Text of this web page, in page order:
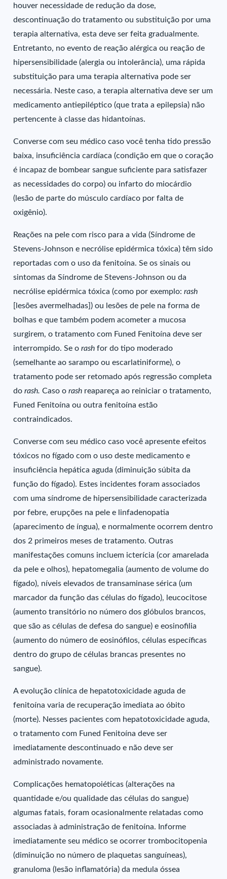
houver necessidade de redução da dose,
descontinuação do tratamento ou substituição por uma
terapia alternativa, esta deve ser feita gradualmente.
Entretanto, no evento de reação alérgica ou reação de
hipersensibilidade (alergia ou intolerância), uma rápida
substituição para uma terapia alternativa pode ser
necessária. Neste caso, a terapia alternativa deve ser um
medicamento antiepiléptico (que trata a epilepsia) não
pertencente à classe das hidantoínas.
Converse com seu médico caso você tenha tido pressão
baixa, insuficiência cardíaca (condição em que o coração
é incapaz de bombear sangue suficiente para satisfazer
as necessidades do corpo) ou infarto do miocárdio
(lesão de parte do músculo cardíaco por falta de
oxigênio).
Reações na pele com risco para a vida (Síndrome de
Stevens-Johnson e necrólise epidérmica tóxica) têm sido
reportadas com o uso da fenitoína. Se os sinais ou
sintomas da Síndrome de Stevens-Johnson ou da
necrólise epidérmica tóxica (como por exemplo: rash
[lesões avermelhadas]) ou lesões de pele na forma de
bolhas e que também podem acometer a mucosa
surgirem, o tratamento com Funed Fenitoína deve ser
interrompido. Se orash for do tipo moderado
(semelhante ao sarampo ou escarlatiniforme), o
tratamento pode ser retomado após regressão completa
do rash. Caso orash reapareça ao reiniciar o tratamento,
Funed Fenitoína ou outra fenitoína estão
contraindicados.
Converse com seu médico caso você apresente efeitos
tóxicos no fígado com o uso deste medicamento e
insuficiência hepática aguda (diminuição súbita da
função do fígado). Estes incidentes foram associados
com uma síndrome de hipersensibilidade caracterizada
por febre, erupções na pele e linfadenopatia
(aparecimento de íngua), e normalmente ocorrem dentro
dos 2 primeiros meses de tratamento. Outras
manifestações comuns incluem icterícia (cor amarelada
da pele e olhos), hepatomegalia (aumento de volume do
fígado), níveis elevados de transaminase sérica (um
marcador da função das células do fígado), leucocitose
(aumento transitório no número dos glóbulos brancos,
que são as células de defesa do sangue) e eosinofilia
(aumento do número de eosinófilos, células específicas
dentro do grupo de células brancas presentes no
sangue).
A evolução clínica de hepatotoxicidade aguda de
fenitoína varia de recuperação imediata ao óbito
(morte). Nesses pacientes com hepatotoxicidade aguda,
o tratamento com Funed Fenitoína deve ser
imediatamente descontinuado e não deve ser
administrado novamente.
Complicações hematopoiéticas (alterações na
quantidade e/ou qualidade das células do sangue)
algumas fatais, foram ocasionalmente relatadas como
associadas à administração de fenitoína. Informe
imediatamente seu médico se ocorrer trombocitopenia
(diminuição no número de plaquetas sanguíneas),
granuloma (lesão inflamatória) da medula óssea